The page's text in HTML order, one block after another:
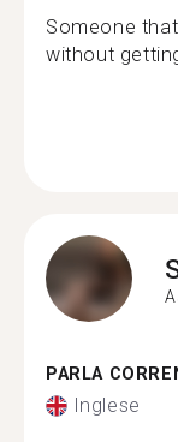
Someone
without
PARLA
Inglese